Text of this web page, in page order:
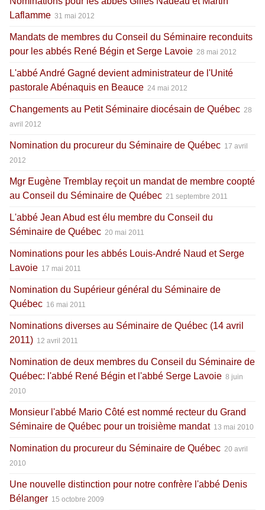
Laflamme 31 mai 2012
Mandats de membres du Conseil du Séminaire reconduits
pour les abbés René Bégin et Serge Lavoie 28 mai 2012
L'abbé André Gagné devient administrateur de l'Unité
pastorale Abénaquis en Beauce 24 mai 2012
Changements au Petit Séminaire diocésain de Québec 28
avril 2012
Nomination du procureur du Séminaire de Québec 17 avril
2012
Mgr Eugène Tremblay reçoit un mandat de membre coopté
au Conseil du Séminaire de Québec 21 septembre 2011
L'abbé Jean Abud est élu membre du Conseil du
Séminaire de Québec 20 mai 2011
Nominations pour les abbés Louis-André Naud et Serge
Lavoie 17 mai 2011
Nomination du Supérieur général du Séminaire de
Québec 16 mai 2011
Nominations diverses au Séminaire de Québec (14 avril
2011) 12 avril 2011
Nomination de deux membres du Conseil du Séminaire de
Québec: l'abbé René Bégin et l'abbé Serge Lavoie 8 juin
2010
Monsieur l'abbé Mario Côté est nommé recteur du Grand
Séminaire de Québec pour un troisième mandat 13 mai 2010
Nomination du procureur du Séminaire de Québec 20 avril
2010
Une nouvelle distinction pour notre confrère l'abbé Denis
Bélanger 15 octobre 2009